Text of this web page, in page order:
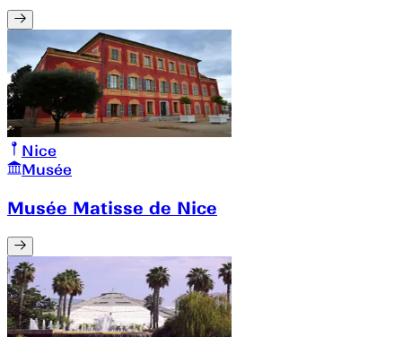
Nice
Musée
Musée Matisse de Nice